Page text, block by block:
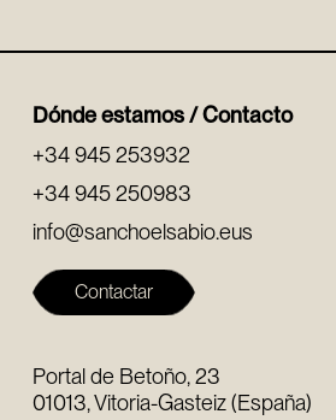
Dónde estamos / Contacto
+34 945 253932
+34 945 250983
info@sanchoelsabio.eus
Contactar
Portal de Betoño, 23
01013, Vitoria-Gasteiz (España)